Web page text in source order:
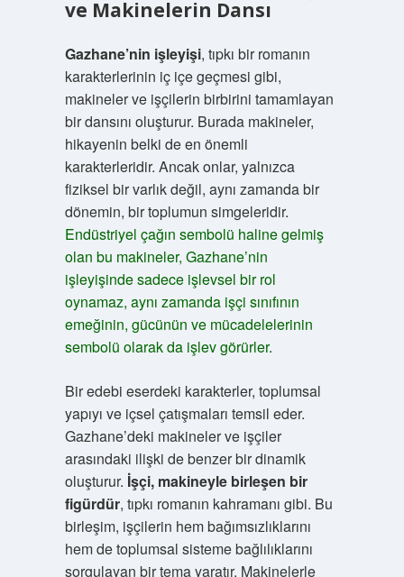
ve Makinelerin Dansı
Gazhane’nin işleyişi, tıpkı bir romanın
karakterlerinin iç içe geçmesi gibi,
makineler ve işçilerin birbirini tamamlayan
bir dansını oluşturur. Burada makineler,
hikayenin belki de en önemli
karakterleridir. Ancak onlar, yalnızca
fiziksel bir varlık değil, aynı zamanda bir
dönemin, bir toplumun simgeleridir.
Endüstriyel çağın sembolü haline gelmiş
olan bu makineler, Gazhane’nin
işleyişinde sadece işlevsel bir rol
oynamaz, aynı zamanda işçi sınıfının
emeğinin, gücünün ve mücadelelerinin
sembolü olarak da işlev görürler.
Bir edebi eserdeki karakterler, toplumsal
yapıyı ve içsel çatışmaları temsil eder.
Gazhane’deki makineler ve işçiler
arasındaki ilişki de benzer bir dinamik
oluşturur. İşçi, makineyle birleşen bir
figürdür, tıpkı romanın kahramanı gibi. Bu
birleşim, işçilerin hem bağımsızlıklarını
hem de toplumsal sisteme bağlılıklarını
sorgulayan bir tema yaratır. Makinelerle